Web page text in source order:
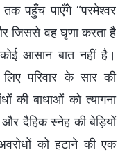
पहुँच पाएँगे “परमेश्वर
जिससे वह घृणा करता है
आसान बात नहीं है।
परिवार के सार की
की बाधाओं को त्यागना
दैहिक स्नेह की बेड़ियों
को हटाने की एक